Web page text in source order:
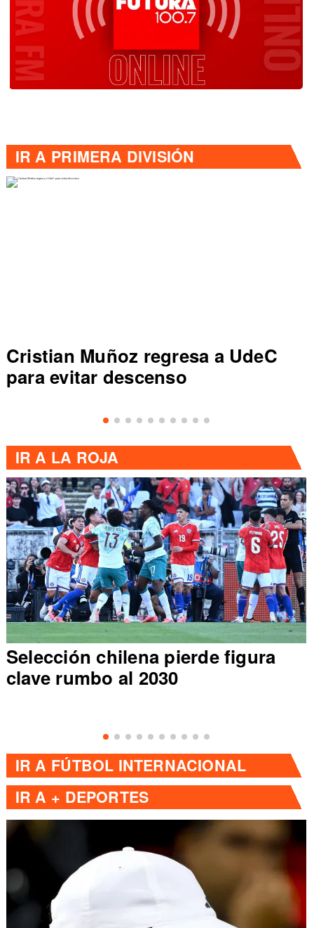
IR A PRIMERA DIVISIÓN
Cristian Muñoz regresa a UdeC
para evitar descenso
IR A LA ROJA
Selección chilena pierde figura
clave rumbo al 2030
IR A FÚTBOL INTERNACIONAL
IR A + DEPORTES